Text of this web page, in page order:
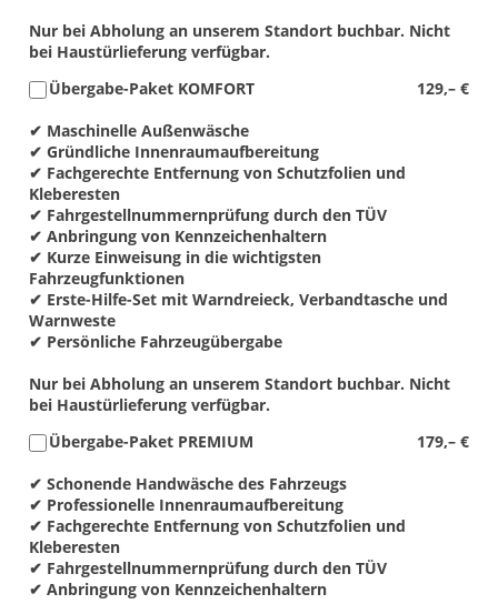
Nur bei Abholung an unserem Standort buchbar. Nicht
bei Haustürlieferung verfügbar.
129,– €
Übergabe-Paket KOMFORT
✔ Maschinelle Außenwäsche
✔ Gründliche Innenraumaufbereitung
✔ Fachgerechte Entfernung von Schutzfolien und
Kleberesten
✔ Fahrgestellnummernprüfung durch den TÜV
✔ Anbringung von Kennzeichenhaltern
✔ Kurze Einweisung in die wichtigsten
Fahrzeugfunktionen
✔ Erste-Hilfe-Set mit Warndreieck, Verbandtasche und
Warnweste
✔ Persönliche Fahrzeugübergabe
Nur bei Abholung an unserem Standort buchbar. Nicht
bei Haustürlieferung verfügbar.
179,– €
Übergabe-Paket PREMIUM
✔ Schonende Handwäsche des Fahrzeugs
✔ Professionelle Innenraumaufbereitung
✔ Fachgerechte Entfernung von Schutzfolien und
Kleberesten
✔ Fahrgestellnummernprüfung durch den TÜV
✔ Anbringung von Kennzeichenhaltern